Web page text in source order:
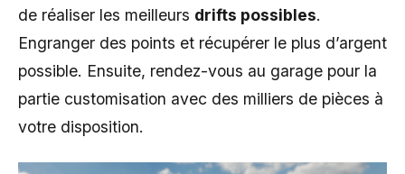
de réaliser les meilleurs drifts possibles.
Engranger des points et récupérer le plus d’argent
possible. Ensuite, rendez-vous au garage pour la
partie customisation avec des milliers de pièces à
votre disposition.